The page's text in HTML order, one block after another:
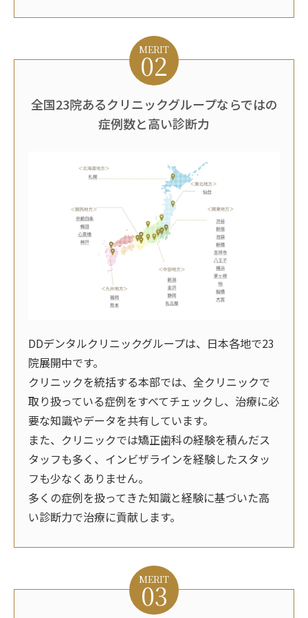
MERIT
02
全国23院あるクリニックグループならではの
症例数と高い診断力
DDデンタルクリニックグループは、日本各地で23
院展開中です。
クリニックを統括する本部では、全クリニックで
取り扱っている症例をすべてチェックし、治療に必
要な知識やデータを共有しています。
また、クリニックでは矯正歯科の経験を積んだス
タッフも多く、インビザラインを経験したスタッ
フも少なくありません。
多くの症例を扱ってきた知識と経験に基づいた高
い診断力で治療に貢献します。
MERIT
03